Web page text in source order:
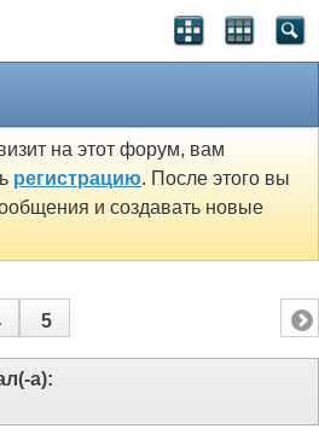
на этот форум, вам
регистрацию. После этого вы
и создавать новые
5
а):